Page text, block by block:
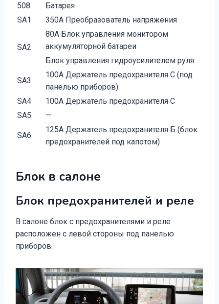
508
Батарея
SA1
350А Преобразователь напряжения
SA2
80А Блок управления монитором
аккумуляторной батареи
Блок управления гидроусилителем руля
SA3
100А Держатель предохранителя С (под
панелью приборов)
SA4
100А Держатель предохранителя С
SA5
—
SA6
125А Держатель предохранителя Б (блок
предохранителей под капотом)
Блок в салоне
Блок предохранителей и реле
В салоне блок с предохранителями и реле
расположен с левой стороны под панелью
приборов.